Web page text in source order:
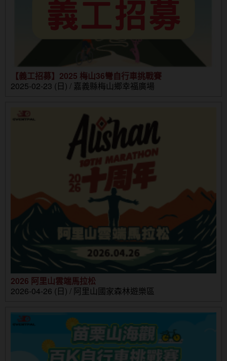
【義工招募】2025 梅山36彎自行車挑戰賽
2025-02-23 (日) / 嘉義縣梅山鄉幸福廣場
2026 阿里山雲端馬拉松
2026-04-26 (日) / 阿里山國家森林遊樂區